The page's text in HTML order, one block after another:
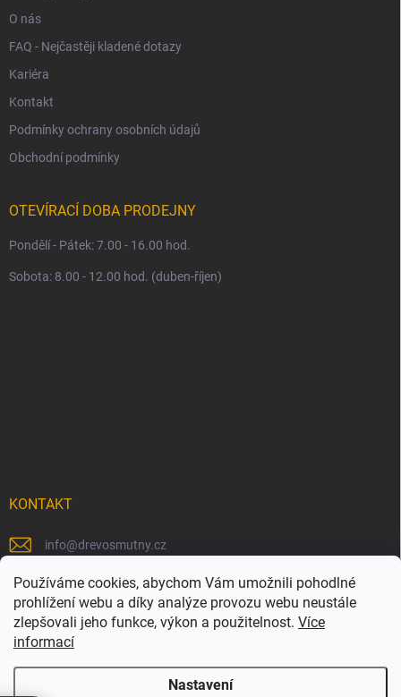
Používáme cookies, abychom Vám umožnili pohodlné
prohlížení webu a díky analýze provozu webu neustále
zlepšovali jeho funkce, výkon a použitelnost. Více
informací
Nastavení
O nás
FAQ - Nejčastěji kladené dotazy
Kariéra
Kontakt
Podmínky ochrany osobních údajů
Obchodní podmínky
OTEVÍRACÍ DOBA PRODEJNY
Pondělí - Pátek: 7.00 - 16.00 hod.
Sobota: 8.00 - 12.00 hod. (duben-říjen)
KONTAKT
info@drevosmutny.cz
+420 725 710 840
https://www.facebook.com/drevosmutny/
drevosmutny/